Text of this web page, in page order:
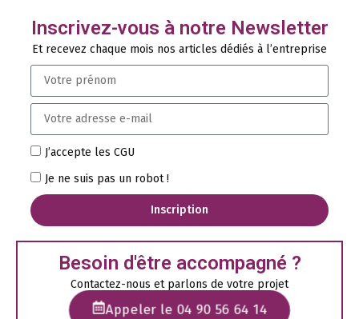
Inscrivez-vous à notre Newsletter
Et recevez chaque mois nos articles dédiés à l’entreprise
J’accepte les CGU
Je ne suis pas un robot !
Inscription
Besoin d'être accompagné ?
Contactez-nous et parlons de votre projet
Appeler le 04 90 56 64 14